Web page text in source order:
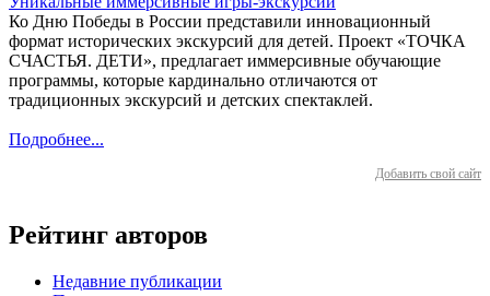
Ко Дню Победы в России представили инновационный
формат исторических экскурсий для детей. Проект «ТОЧКА
СЧАСТЬЯ. ДЕТИ», предлагает иммерсивные обучающие
программы, которые кардинально отличаются от
традиционных экскурсий и детских спектаклей.
Подробнее...
Добавить свой сайт
Рейтинг авторов
Недавние публикации